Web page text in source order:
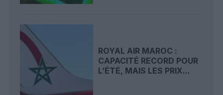
ROYAL AIR MAROC :
CAPACITÉ RECORD POUR
L’ÉTÉ, MAIS LES PRIX...